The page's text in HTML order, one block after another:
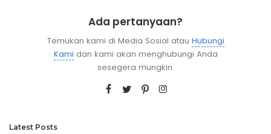
Ada pertanyaan?
Temukan kami di Media Sosial atau Hubungi
Kami dan kami akan menghubungi Anda
sesegera mungkin.
Latest Posts